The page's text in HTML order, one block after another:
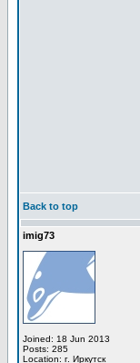
Back to top
imig73
Joined: 18 Jun 2013
Posts: 285
Location: г. Иркутск